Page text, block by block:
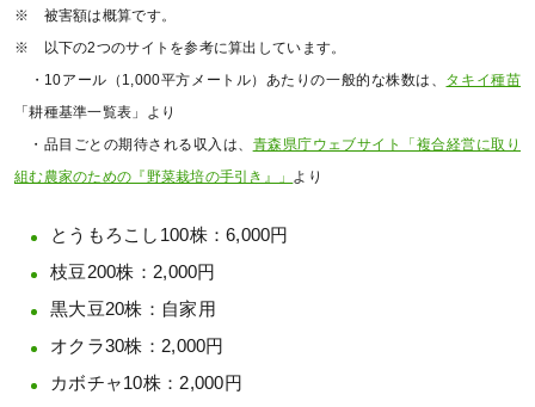
※ 被害額は概算です。
※ 以下の2つのサイトを参考に算出しています。
・10アール（1,000平方メートル）あたりの一般的な株数は、 タキイ種苗
「耕種基準一覧表」より
・品目ごとの期待される収入は、 青森県庁ウェブサイト「複合経営に取り
組む農家のための『野菜栽培の手引き』」
より
とうもろこし100株：6,000円
枝豆200株：2,000円
黒大豆20株：自家用
オクラ30株：2,000円
カボチャ10株：2,000円